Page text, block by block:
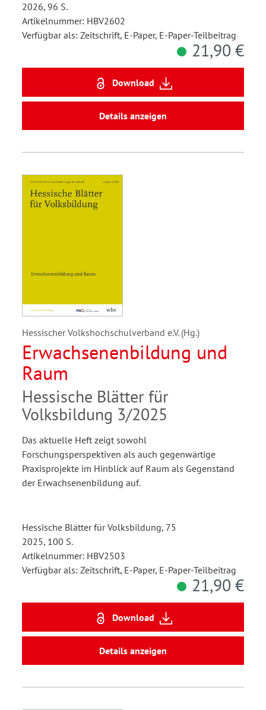
2026, 96 S.
Artikelnummer: HBV2602
Verfügbar als: Zeitschrift, E-Paper, E-Paper-Teilbeitrag
21,90 €
Download
Details anzeigen
Hessischer Volkshochschulverband e.V. (Hg.)
Erwachsenenbildung und
Raum
Hessische Blätter für
Volksbildung 3/2025
Das aktuelle Heft zeigt sowohl
Forschungsperspektiven als auch gegenwärtige
Praxisprojekte im Hinblick auf Raum als Gegenstand
der Erwachsenenbildung auf.
Hessische Blätter für Volksbildung, 75
2025, 100 S.
Artikelnummer: HBV2503
Verfügbar als: Zeitschrift, E-Paper, E-Paper-Teilbeitrag
21,90 €
Download
Details anzeigen